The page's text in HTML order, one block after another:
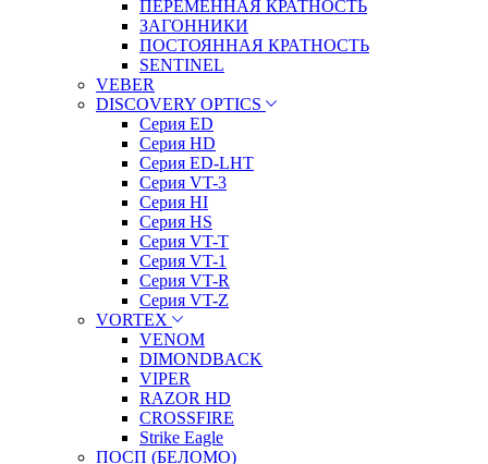
ПЕРЕМЕННАЯ КРАТНОСТЬ
ЗАГОННИКИ
ПОСТОЯННАЯ КРАТНОСТЬ
SENTINEL
VEBER
DISCOVERY OPTICS
Серия ED
Серия HD
Серия ED-LHT
Серия VT-3
Серия HI
Серия HS
Серия VT-T
Серия VT-1
Серия VT-R
Серия VT-Z
VORTEX
VENOM
DIMONDBACK
VIPER
RAZOR HD
CROSSFIRE
Strike Eagle
ПОСП (БЕЛОМО)